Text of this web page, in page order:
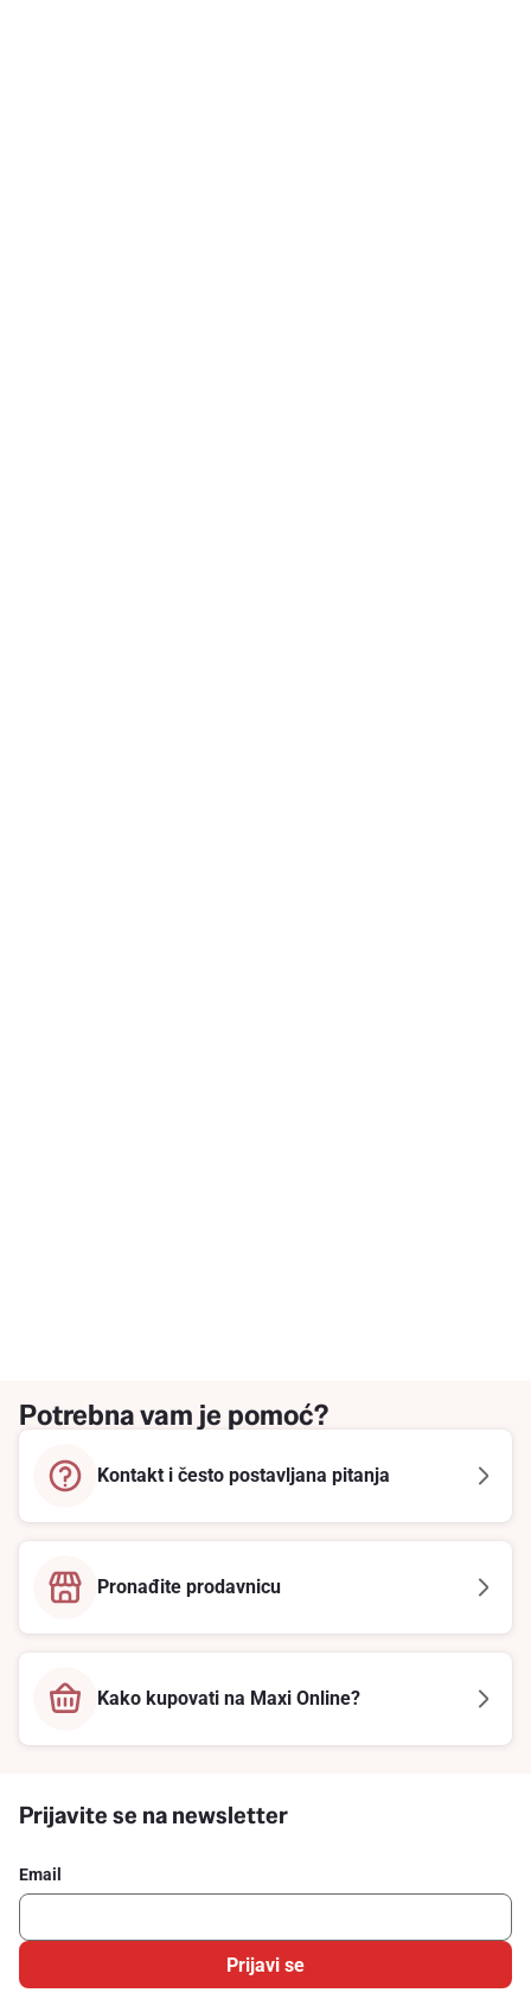
Potrebna vam je pomoć?
Kontakt i često postavljana pitanja
Pronađite prodavnicu
Kako kupovati na Maxi Online?
Prijavite se na newsletter
Email
Prijavi se